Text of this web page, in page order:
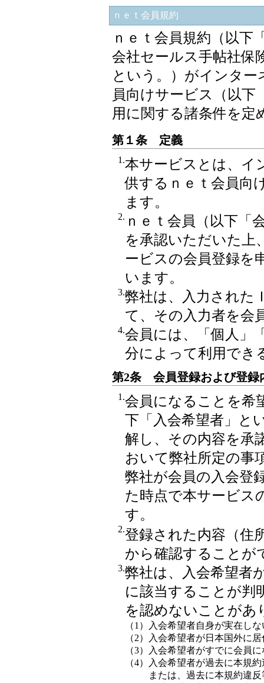
ｎｅｔ会員規約
ｎｅｔ会員規約（以下
会社セールス手帖社保
という。）がインタ
員向けサービス（以下
用に関する諸条件を定
第１条 定義
1.本サービスとは、イ
供するｎｅｔ会員向
ます。
2. ｎｅｔ会員（以下「
を承認いただいた上
ービスの会員登録を
います。
3.弊社は、入力された
て、その入力者を会
4.会員には、「個人」
分によって利用でき
第2条 会員登録および登録
1.会員になることを希
下「入会希望者」と
解し、その内容を承
おいて弊社所定の事
弊社が会員の入会登
た時点で本サービス
す。
2.登録された内容（住
から確認することが
3.弊社は、入会希望者
に該当することが判
を認めないことがあ
（1）
入会希望者自身が実在し
（2）
入会希望者が日本国外に
（3）
入会希望者がすでに会員
（4）
入会希望者が過去に本規
または、過去に本規約違